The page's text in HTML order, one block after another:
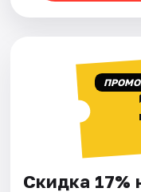
Скидка 17%